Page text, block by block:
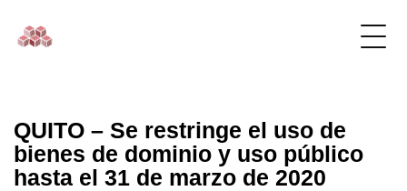
QUITO – Se restringe el uso de
bienes de dominio y uso público
hasta el 31 de marzo de 2020